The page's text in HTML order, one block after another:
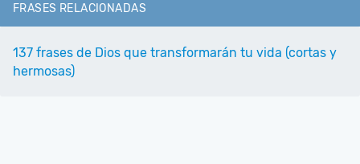
FRASES RELACIONADAS
137 frases de Dios que transformarán tu vida (cortas y
hermosas)